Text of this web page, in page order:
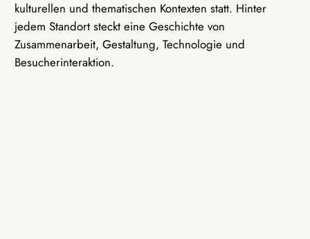
kulturellen und thematischen Kontexten statt. Hinter
jedem Standort steckt eine Geschichte von
Zusammenarbeit, Gestaltung, Technologie und
Besucherinteraktion.